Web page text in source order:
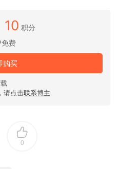
10 积分
免费
购买
请点击联系博主
0